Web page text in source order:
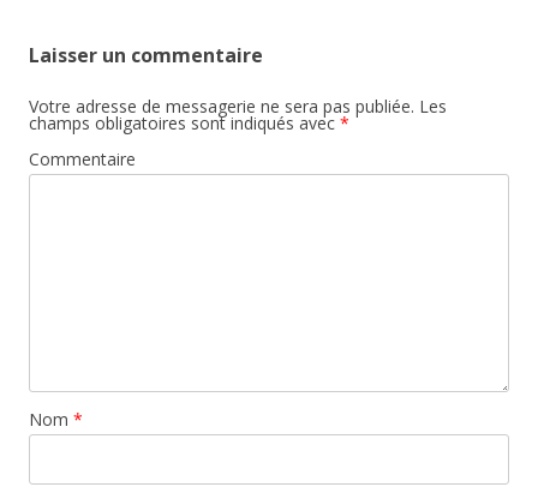
Laisser un commentaire
Votre adresse de messagerie ne sera pas publiée. Les
champs obligatoires sont indiqués avec *
Commentaire
Nom *